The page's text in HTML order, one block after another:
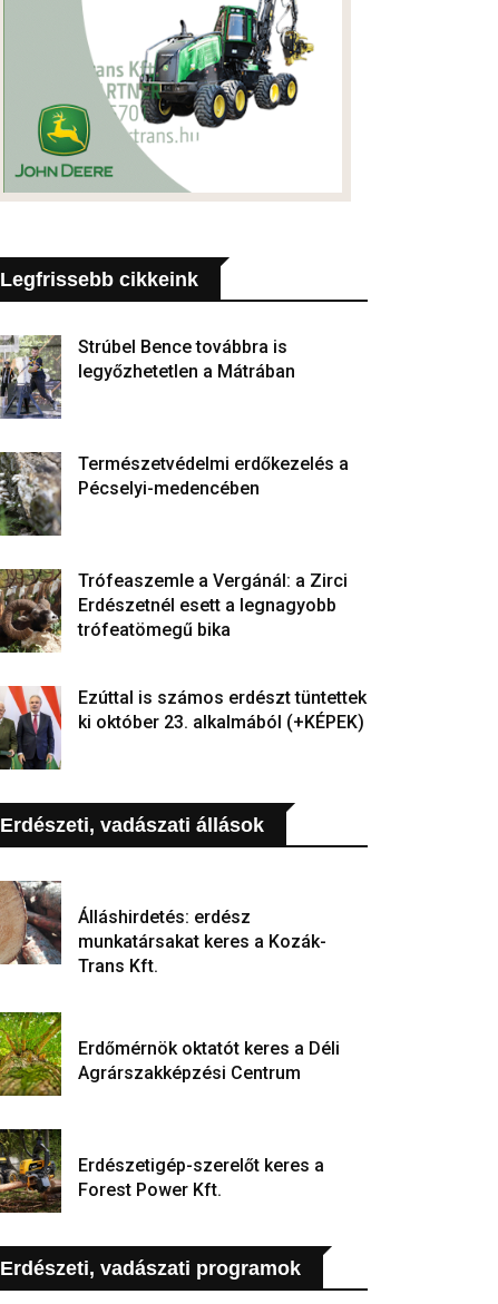
Legfrissebb cikkeink
Strúbel Bence továbbra is
legyőzhetetlen a Mátrában
Természetvédelmi erdőkezelés a
Pécselyi-medencében
Trófeaszemle a Vergánál: a Zirci
Erdészetnél esett a legnagyobb
trófeatömegű bika
Ezúttal is számos erdészt tüntettek
ki október 23. alkalmából (+KÉPEK)
Erdészeti, vadászati állások
Álláshirdetés: erdész
munkatársakat keres a Kozák-
Trans Kft.
Erdőmérnök oktatót keres a Déli
Agrárszakképzési Centrum
Erdészetigép-szerelőt keres a
Forest Power Kft.
Erdészeti, vadászati programok